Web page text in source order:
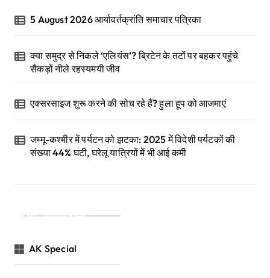
5 August 2026 आर्यावर्तक्रांति समाचार पत्रिका
क्या समुद्र से निकले ‘एलियंस’? ब्रिटेन के तटों पर बहकर पहुंचे
सैकड़ों नीले रहस्यमयी जीव
एक्सरसाइज शुरू करने की सोच रहे हैं? हुला हूप को आजमाएं
जम्मू-कश्मीर में पर्यटन को झटका: 2025 में विदेशी पर्यटकों की
संख्या 44% घटी, घरेलू यात्रियों में भी आई कमी
Categories
AK Special